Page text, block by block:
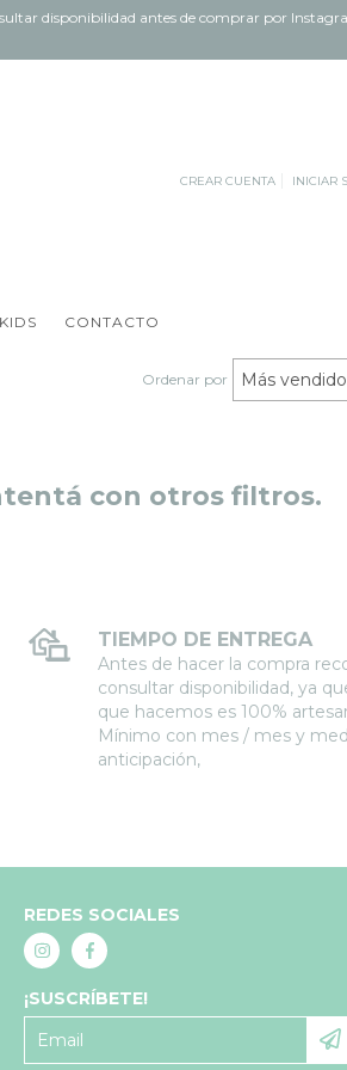
disponibilidad antes de comprar por
CREAR CUENTA INICIAR
CONTACTO
Ordenar por
con otros filtros.
TIEMPO DE ENTREGA
Antes de hacer la compra
consultar disponibilidad, ya
que hacemos es 100%
Mínimo con mes / mes y
anticipación,
REDES SOCIALES
¡SUSCRÍBETE!